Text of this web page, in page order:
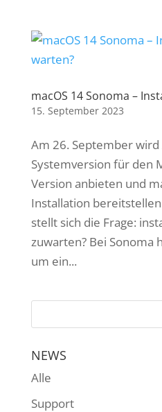
macOS 14 Sonoma –
15. September 2023
Am 26. September
Systemversion für den
Version anbieten und
Installation
stellt sich die Frage:
zuwarten? Bei Sonoma
um ein...
NEWS
Alle
Support